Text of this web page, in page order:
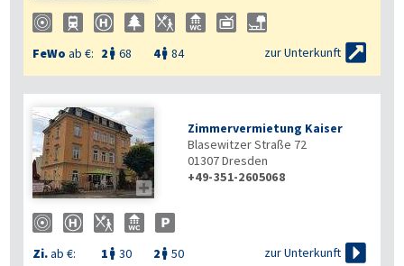
FeWo ab €: 2  68 4 84 zur Unterkunft 

Zimmervermietung Kaiser
Blasewitzer Straße 72
01307Dresden
+49-351-2605068
Zi.ab €: 1  30 2  50 zur Unterkunft 